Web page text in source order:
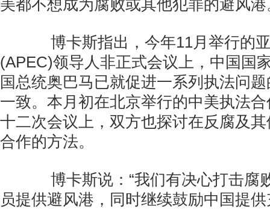
美都不想成为腐败或其他犯罪的避风港
博卡斯指出，今年11月举行的亚
(APEC)领导人非正式会议上，中国国
国总统奥巴马已就促进一系列执法问
一致。本月初在北京举行的中美执法
十二次会议上，双方也探讨在反腐及
合作的方法。
博卡斯说：“我们有决心打击腐
员提供避风港，同时继续鼓励中国提